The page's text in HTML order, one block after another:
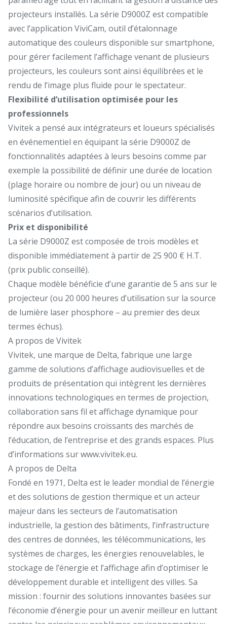
projecteurs installés. La série D9000Z est compatible
avec l’application ViviCam, outil d’étalonnage
automatique des couleurs disponible sur smartphone,
pour gérer facilement l’affichage venant de plusieurs
projecteurs, les couleurs sont ainsi équilibrées et le
rendu de l’image plus fluide pour le spectateur.
Flexibilité d’utilisation optimisée pour les
professionnels
Vivitek a pensé aux intégrateurs et loueurs spécialisés
en événementiel en équipant la série D9000Z de
fonctionnalités adaptées à leurs besoins comme par
exemple la possibilité de définir une durée de location
(plage horaire ou nombre de jour) ou un niveau de
luminosité spécifique afin de couvrir les différents
scénarios d’utilisation.
Prix et disponibilité
La série D9000Z est composée de trois modèles et
disponible immédiatement à partir de 25 900 € H.T.
(prix public conseillé).
Chaque modèle bénéficie d’une garantie de 5 ans sur le
projecteur (ou 20 000 heures d’utilisation sur la source
de lumière laser phosphore – au premier des deux
termes échus).
A propos de Vivitek
Vivitek, une marque de Delta, fabrique une large
gamme de solutions d’affichage audiovisuelles et de
produits de présentation qui intègrent les dernières
innovations technologiques en termes de projection,
collaboration sans fil et affichage dynamique pour
répondre aux besoins croissants des marchés de
l’éducation, de l’entreprise et des grands espaces. Plus
d’informations surwww.vivitek.eu.
A propos de Delta
Fondé en 1971, Delta est le leader mondial de l’énergie
et des solutions de gestion thermique et un acteur
majeur dans les secteurs de l’automatisation
industrielle, la gestion des bâtiments, l’infrastructure
des centres de données, les télécommunications, les
systèmes de charges, les énergies renouvelables, le
stockage de l’énergie et l’affichage afin d’optimiser le
développement durable et intelligent des villes. Sa
mission : fournir des solutions innovantes basées sur
l’économie d’énergie pour un avenir meilleur en luttant